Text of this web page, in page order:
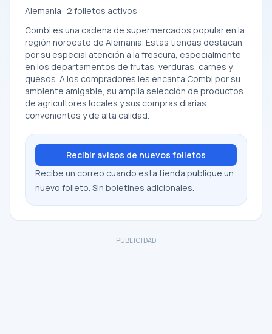
Alemania · 2 folletos activos
Combi es una cadena de supermercados popular en la
región noroeste de Alemania. Estas tiendas destacan
por su especial atención a la frescura, especialmente
en los departamentos de frutas, verduras, carnes y
quesos. A los compradores les encanta Combi por su
ambiente amigable, su amplia selección de productos
de agricultores locales y sus compras diarias
convenientes y de alta calidad.
Recibir avisos de nuevos folletos
Recibe un correo cuando esta tienda publique un
nuevo folleto. Sin boletines adicionales.
PUBLICIDAD